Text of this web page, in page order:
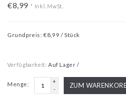
€8,99 * Inkl. MwSt.
Grundpreis: €8,99 / Stück
Verfügbarkeit: Auf Lager /
Menge:
+
-
ZUM